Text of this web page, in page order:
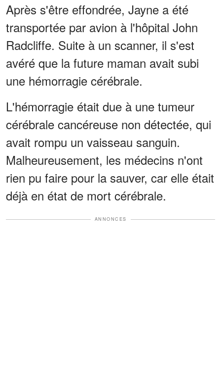
Après s'être effondrée, Jayne a été
transportée par avion à l'hôpital John
Radcliffe. Suite à un scanner, il s'est
avéré que la future maman avait subi
une hémorragie cérébrale.
L'hémorragie était due à une tumeur
cérébrale cancéreuse non détectée, qui
avait rompu un vaisseau sanguin.
Malheureusement, les médecins n'ont
rien pu faire pour la sauver, car elle était
déjà en état de mort cérébrale.
ANNONCES